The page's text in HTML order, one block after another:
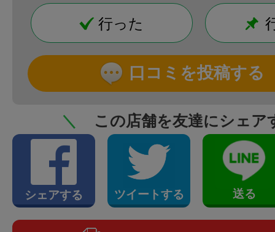
行った
口コミを投稿する
＼ この店舗を友達にシェア
シェアする ツイートする 送る